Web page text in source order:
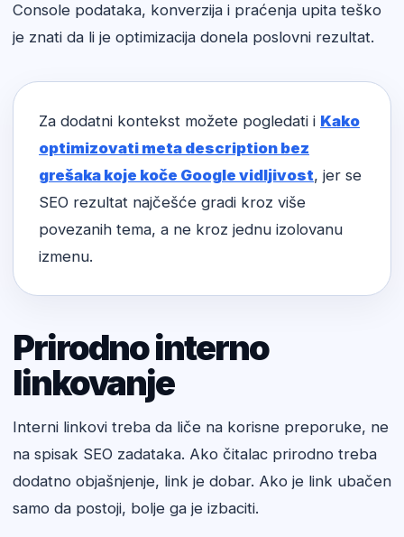
Console podataka, konverzija i praćenja upita teško
je znati da li je optimizacija donela poslovni rezultat.
Za dodatni kontekst možete pogledati i Kako
optimizovati meta description bez
grešaka koje koče Google vidljivost, jer se
SEO rezultat najčešće gradi kroz više
povezanih tema, a ne kroz jednu izolovanu
izmenu.
Prirodno interno
linkovanje
Interni linkovi treba da liče na korisne preporuke, ne
na spisak SEO zadataka. Ako čitalac prirodno treba
dodatno objašnjenje, link je dobar. Ako je link ubačen
samo da postoji, bolje ga je izbaciti.